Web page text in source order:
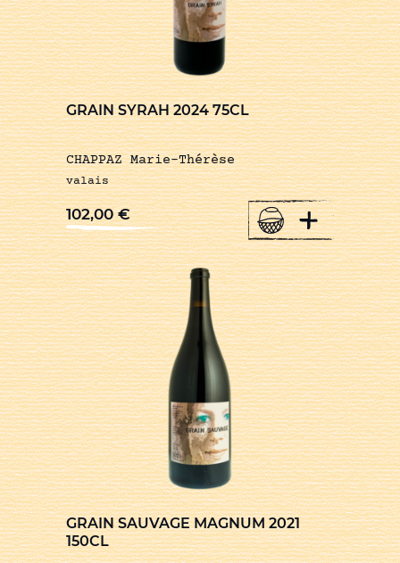
GRAIN SYRAH 2024 75CL
CHAPPAZ Marie-Thérèse
valais
102,00€ +
GRAIN SAUVAGE MAGNUM 2021
150CL